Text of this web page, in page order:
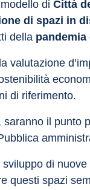
di Città
di spazi in
della pandemia
valutazione
di riferimento.
il punto
di nuove
questi spazi